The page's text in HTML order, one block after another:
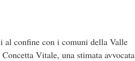
al confine con i comuni della Valle
Vitale, una stimata avvocata